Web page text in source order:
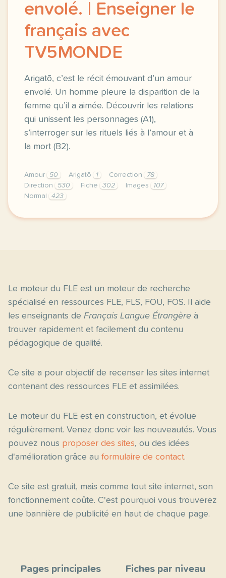
envolé. | Enseigner le
français avec
TV5MONDE
Arigatō, c’est le récit émouvant d’un amour
envolé. Un homme pleure la disparition de la
femme qu’il a aimée. Découvrir les relations
qui unissent les personnages (A1),
s’interroger sur les rituels liés à l’amour et à
la mort (B2).
Amour 50 Arigatō 1 Correction
78
Direction
530 Fiche 302 Images
107
Normal
423
didomi host didomi components button cursor
Le moteur du FLE est un moteur de recherche
spécialisé en ressources FLE, FLS, FOU, FOS. Il aide
les enseignants de Français Langue Étrangère à
trouver rapidement et facilement du contenu
pédagogique de qualité.
Ce site a pour objectif de recenser les sites internet
contenant des ressources FLE et assimilées.
Le moteur du FLE est en construction, et évolue
régulièrement. Venez donc voir les nouveautés. Vous
pouvez nous proposer des sites, ou des idées
d'amélioration grâce au formulaire de contact.
Ce site est gratuit, mais comme tout site internet, son
fonctionnement coûte. C'est pourquoi vous trouverez
une bannière de publicité en haut de chaque page.
Pages principales Fiches par niveau